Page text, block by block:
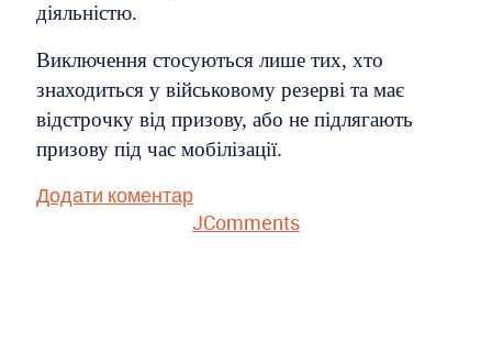
діяльністю.
Виключення стосуються лише тих, хто
знаходиться у військовому резерві та має
відстрочку від призову, або не підлягають
призову під час мобілізації.
Додати коментар
JComments